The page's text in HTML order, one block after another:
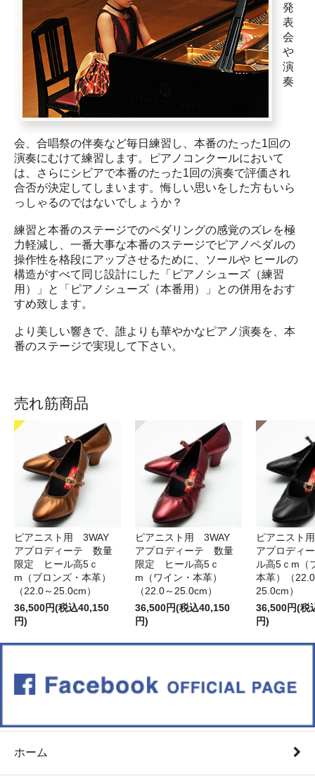
発
表
会
や
演
奏
会、合唱祭の伴奏など毎日練習し、本番のたった1回の
演奏にむけて練習します。ピアノコンクールにおいて
は、さらにシビアで本番のたった1回の演奏で評価され
合否が決定してしまいます。悔しい思いをした方もいら
っしゃるのではないでしょうか？
練習と本番のステージでのペダリングの感覚のズレを極
力軽減し、一番大事な本番のステージでピアノペダルの
操作性を格段にアップさせるために、ソールや ヒールの
構造がすべて同じ設計にした「ピアノシューズ（練習
用）」と「ピアノシューズ（本番用）」との併用をおす
すめ致します。
より美しい響きで、誰よりも華やかなピアノ演奏を、本
番のステージで実現して下さい。
売れ筋商品
ピアニスト用 3WAY
アプロディーテ 数量
限定 ヒール高5ｃ
m（ブロンズ・本革）
（22.0～25.0cm）
36,500円(税込40,150
円)
ピアニスト用 3WAY
アプロディーテ 数量
限定 ヒール高5ｃ
m（ワイン・本革）
（22.0～25.0cm）
36,500円(税込40,150
円)
ピアニスト
アプロディ
ル高5ｃm（
本革）（
25.0cm）
36,500円(税
円)
ホーム